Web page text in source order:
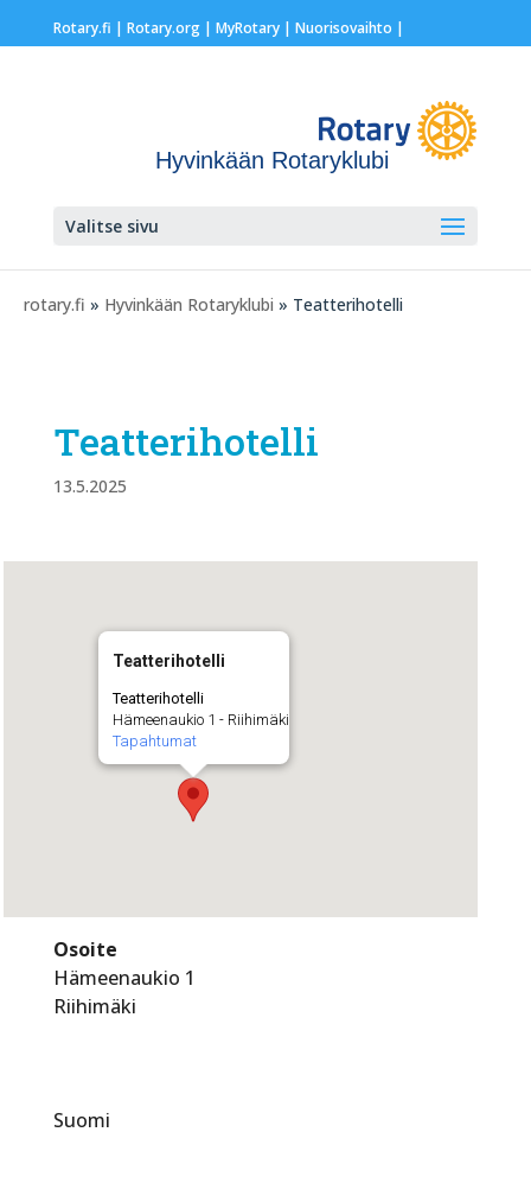
Rotary.fi | Rotary.org| MyRotary | Nuorisovaihto |
Hyvinkään Rotaryklubi
Valitse sivu
rotary.fi » Hyvinkään Rotaryklubi » Teatterihotelli
Teatterihotelli
13.5.2025
Teatterihotelli
Teatterihotelli
Hämeenaukio 1 - Riihimäki
Tapahtumat
Osoite
Hämeenaukio 1
Riihimäki
Suomi